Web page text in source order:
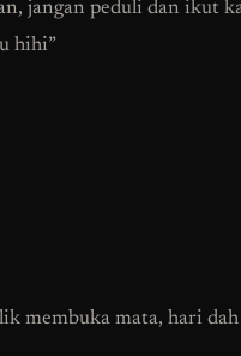
jangan peduli dan ikut
hihi”
membuka mata, hari